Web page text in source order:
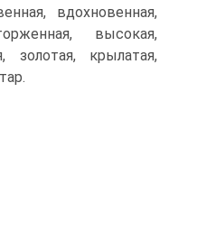
вдохновенная,
высокая,
золотая, крылатая,